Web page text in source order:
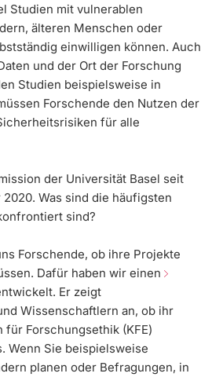
Studien mit vulnerablen
älteren Menschen oder
einwilligen können. Auch
und der Ort der Forschung
Studien beispielsweise in
Forschende den Nutzen der
für alle
der Universität Basel seit
Was sind die häufigsten
sind?
Forschende, ob ihre Projekte
Dafür haben wir einen
Er zeigt
Wissenschaftlern an, ob ihr
für Forschungsethik (KFE)
Wenn Sie beispielsweise
planen oder Befragungen, in